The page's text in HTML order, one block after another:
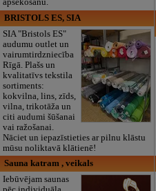
apsekošanu.
BRISTOLS ES, SIA
SIA "Bristols ES"
audumu outlet un
vairumtirdzniecība
Rīgā. Plašs un
kvalitatīvs tekstila
sortiments:
kokvilna, lins, zīds,
vilna, trikotāža un
citi audumi šūšanai
vai ražošanai.
Nāciet un iepazīstieties ar pilnu klāstu
mūsu noliktavā klātienē!
Sauna katram , veikals
Iebūvējam saunas